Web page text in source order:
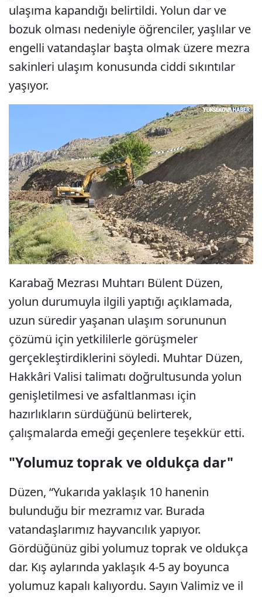
ulaşıma kapandığı belirtildi. Yolun dar ve
bozuk olması nedeniyle öğrenciler, yaşlılar ve
engelli vatandaşlar başta olmak üzere mezra
sakinleri ulaşım konusunda ciddi sıkıntılar
yaşıyor.
Karabağ Mezrası Muhtarı Bülent Düzen,
yolun durumuyla ilgili yaptığı açıklamada,
uzun süredir yaşanan ulaşım sorununun
çözümü için yetkililerle görüşmeler
gerçekleştirdiklerini söyledi. Muhtar Düzen,
Hakkâri Valisi talimatı doğrultusunda yolun
genişletilmesi ve asfaltlanması için
hazırlıkların sürdüğünü belirterek,
çalışmalarda emeği geçenlere teşekkür etti.
"Yolumuz toprak ve oldukça dar"
Düzen, “Yukarıda yaklaşık 10 hanenin
bulunduğu bir mezramız var. Burada
vatandaşlarımız hayvancılık yapıyor.
Gördüğünüz gibi yolumuz toprak ve oldukça
dar. Kış aylarında yaklaşık 4-5 ay boyunca
yolumuz kapalı kalıyordu. Sayın Valimiz ve il